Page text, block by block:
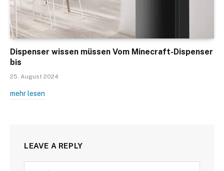
Dispenser wissen müssen Vom Minecraft-Dispenser
bis
25. August 2024
mehr lesen
LEAVE A REPLY